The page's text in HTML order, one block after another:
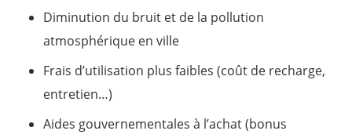
Diminution du bruit et de la pollution
atmosphérique en ville
Frais d’utilisation plus faibles (coût de recharge,
entretien…)
Aides gouvernementales à l’achat (bonus